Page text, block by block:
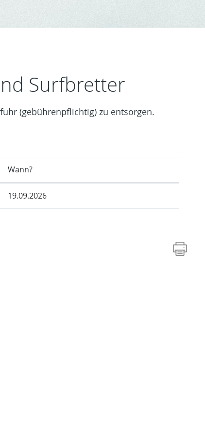
Surfbretter
(gebührenpflichtig) zu entsorgen.
Wann?
19.09.2026